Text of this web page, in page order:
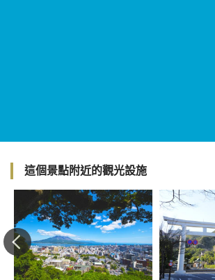
這個景點附近的觀光設施